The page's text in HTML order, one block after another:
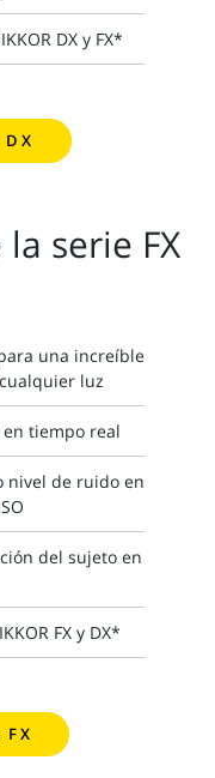
DX y FX*
DX
serie FX
una increíble
luz
tiempo real
nivel de ruido en
del sujeto en
FX y DX*
FX